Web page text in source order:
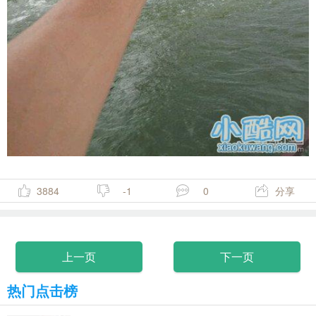
3884 -1 0 分享
上一页 下一页
热门点击榜